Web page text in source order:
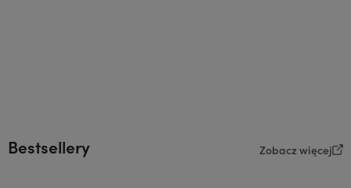
Bestsellery Zobacz więcej